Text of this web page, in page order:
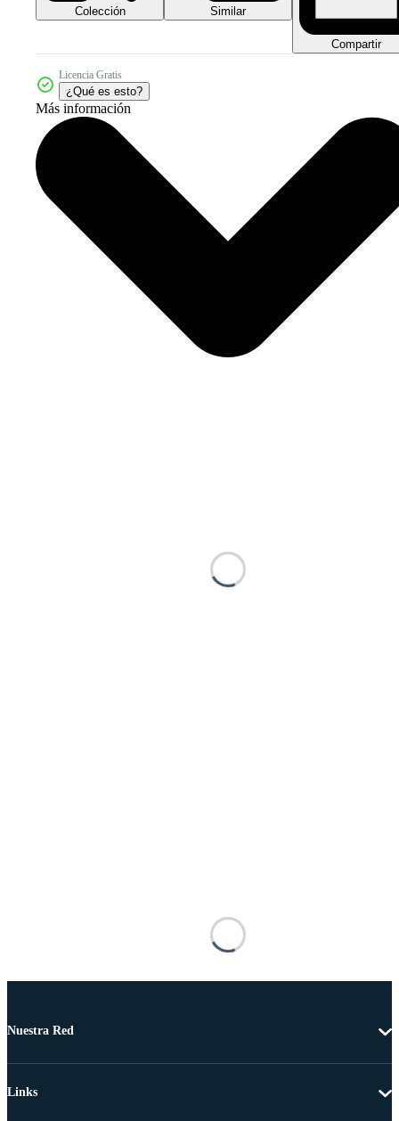
Colección Similar
Compartir
Licencia Gratis
¿Qué es esto?
Más información
Nuestra Red
Links